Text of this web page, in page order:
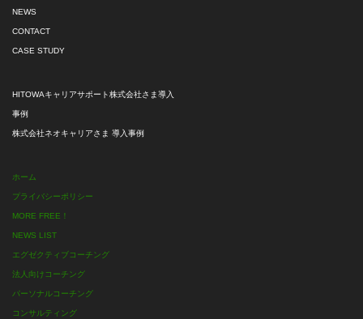
NEWS
CONTACT
CASE STUDY
HITOWAキャリアサポート株式会社さま導入
事例
株式会社ネオキャリアさま 導入事例
ホーム
プライバシーポリシー
MORE FREE！
NEWS LIST
エグゼクティブコーチング
法人向けコーチング
パーソナルコーチング
コンサルティング